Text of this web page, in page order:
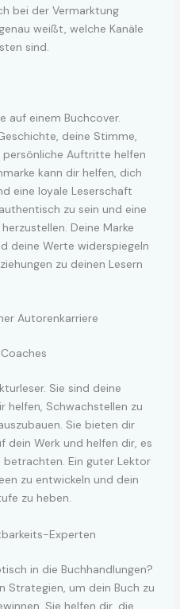
bei der Vermarktung
weißt, welche Kanäle
sind.
auf einem Buchcover.
deine Stimme,
persönliche Auftritte helfen
kann dir helfen, dich
eine loyale Leserschaft
zu sein und eine
Deine Marke
deine Werte widerspiegeln
zu deinen Lesern
Autorenkarriere
Sie sind deine
helfen, Schwachstellen zu
Sie bieten dir
dein Werk und helfen dir, es
betrachten. Ein guter Lektor
zu entwickeln und dein
zu heben.
Experten
in die Buchhandlungen?
Strategien, um dein Buch zu
Sie helfen dir, die